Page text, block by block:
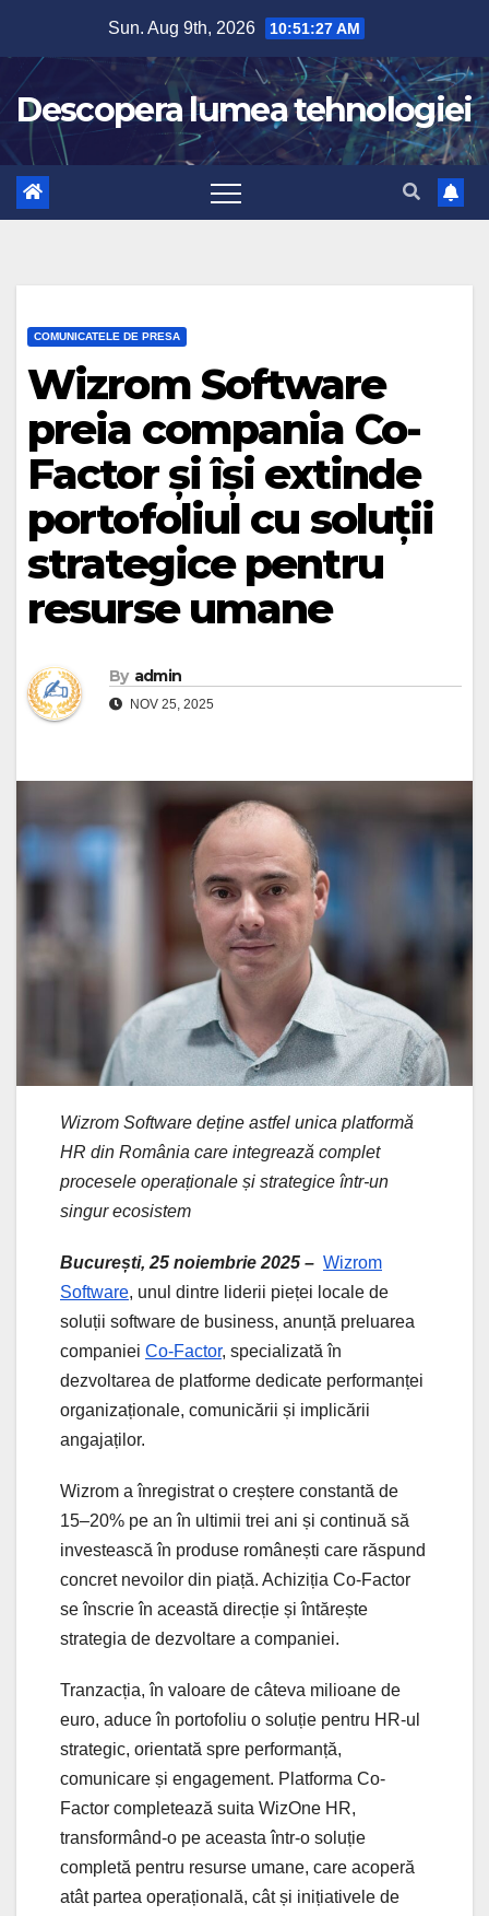
content
Sun. Aug 9th, 2026 10:51:28 AM
Descopera lumea tehnologiei
COMUNICATELE DE PRESA
Wizrom Software
preia compania Co-
Factor și își extinde
portofoliul cu soluții
strategice pentru
resurse umane
By admin
NOV 25, 2025
Wizrom Software deține astfel unica platformă
HR din România care integrează complet
procesele operaționale și strategice într-un
singur ecosistem
București, 25 noiembrie 2025 – Wizrom
Software, unul dintre liderii pieței locale de
soluții software de business, anunță preluarea
companiei Co-Factor, specializată în
dezvoltarea de platforme dedicate performanței
organizaționale, comunicării și implicării
angajaților.
Wizrom a înregistrat o creștere constantă de
15–20% pe an în ultimii trei ani și continuă să
investească în produse românești care răspund
concret nevoilor din piață. Achiziția Co-Factor
se înscrie în această direcție și întărește
strategia de dezvoltare a companiei.
Tranzacția, în valoare de câteva milioane de
euro, aduce în portofoliu o soluție pentru HR-ul
strategic, orientată spre performanță,
comunicare și engagement. Platforma Co-
Factor completează suita WizOne HR,
transformând-o pe aceasta într-o soluție
completă pentru resurse umane, care acoperă
atât partea operațională, cât și inițiativele de